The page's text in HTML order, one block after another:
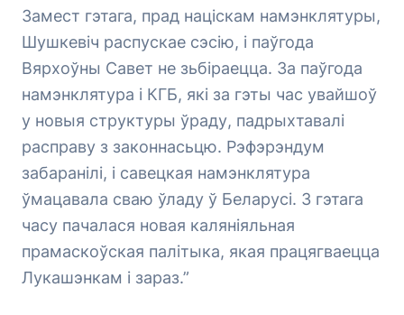
Замест гэтага, прад націскам намэнклятуры,
Шушкевіч распускае сэсію, і паўгода
Вярхоўны Савет не зьбіраецца. За паўгода
намэнклятура і КГБ, які за гэты час увайшоў
у новыя структуры ўраду, падрыхтавалі
расправу з законнасьцю. Рэфэрэндум
забаранілі, і савецкая намэнклятура
ўмацавала сваю ўладу ў Беларусі. З гэтага
часу пачалася новая каляніяльная
прамаскоўская палітыка, якая працягваецца
Лукашэнкам і зараз.”